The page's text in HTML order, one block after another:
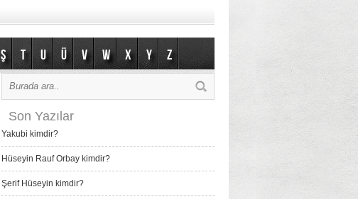
Ş T U Ü V W X Y Z
Son Yazılar
Yakubi kimdir?
Hüseyin Rauf Orbay kimdir?
Şerif Hüseyin kimdir?